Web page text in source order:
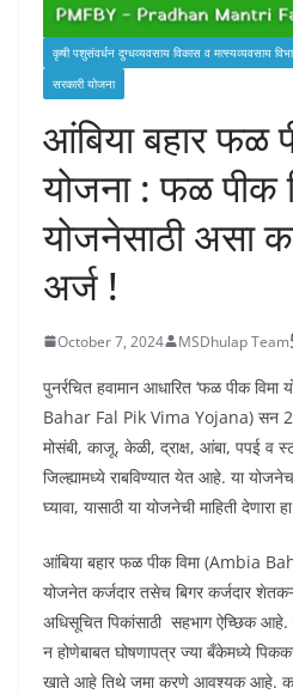
कृषी पशुसंवर्धन दुग्‍धव्‍यवसाय विकास व मत्‍स्‍यव्‍यवसाय
सरकारी योजना
आंबिया बहार फळ
योजना : फळ पीक
योजनेसाठी असा
अर्ज !
October 7, 2024 MSDhulap Team
पुनर्रचित हवामान आधारित ‘फळ पीक
Bahar Fal Pik Vima Yojana) सन
मोसंबी, काजू, केळी, द्राक्ष, आंबा, पपई व
जिल्ह्यामध्ये राबविण्यात येत आहे. या
घ्यावा, यासाठी या योजनेची माहिती देणारा
आंबिया बहार फळ पीक विमा (Ambia
योजनेत कर्जदार तसेच बिगर कर्जदार
अधिसूचित पिकांसाठी सहभाग ऐच्छिक
न होणेबाबत घोषणापत्र ज्या बँकेमध्ये
खाते आहे तिथे जमा करणे आवश्यक आहे.